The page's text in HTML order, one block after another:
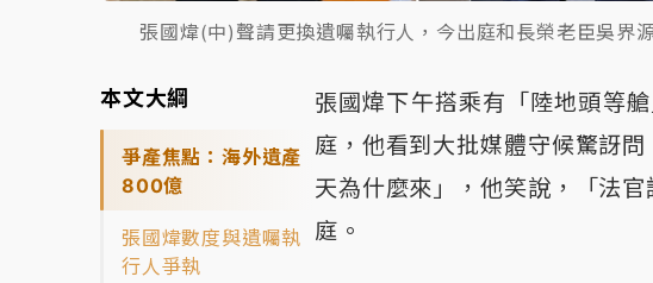
張國煒(中)聲請更換遺囑執行人，今出庭和長榮老臣吳界
本文大綱
爭產焦點：海外遺產
800億
張國煒數度與遺囑執
行人爭執
張國煒下午搭乘有「陸地頭等
庭，他看到大批媒體守候驚訝
天為什麼來」，他笑說，「法
庭。